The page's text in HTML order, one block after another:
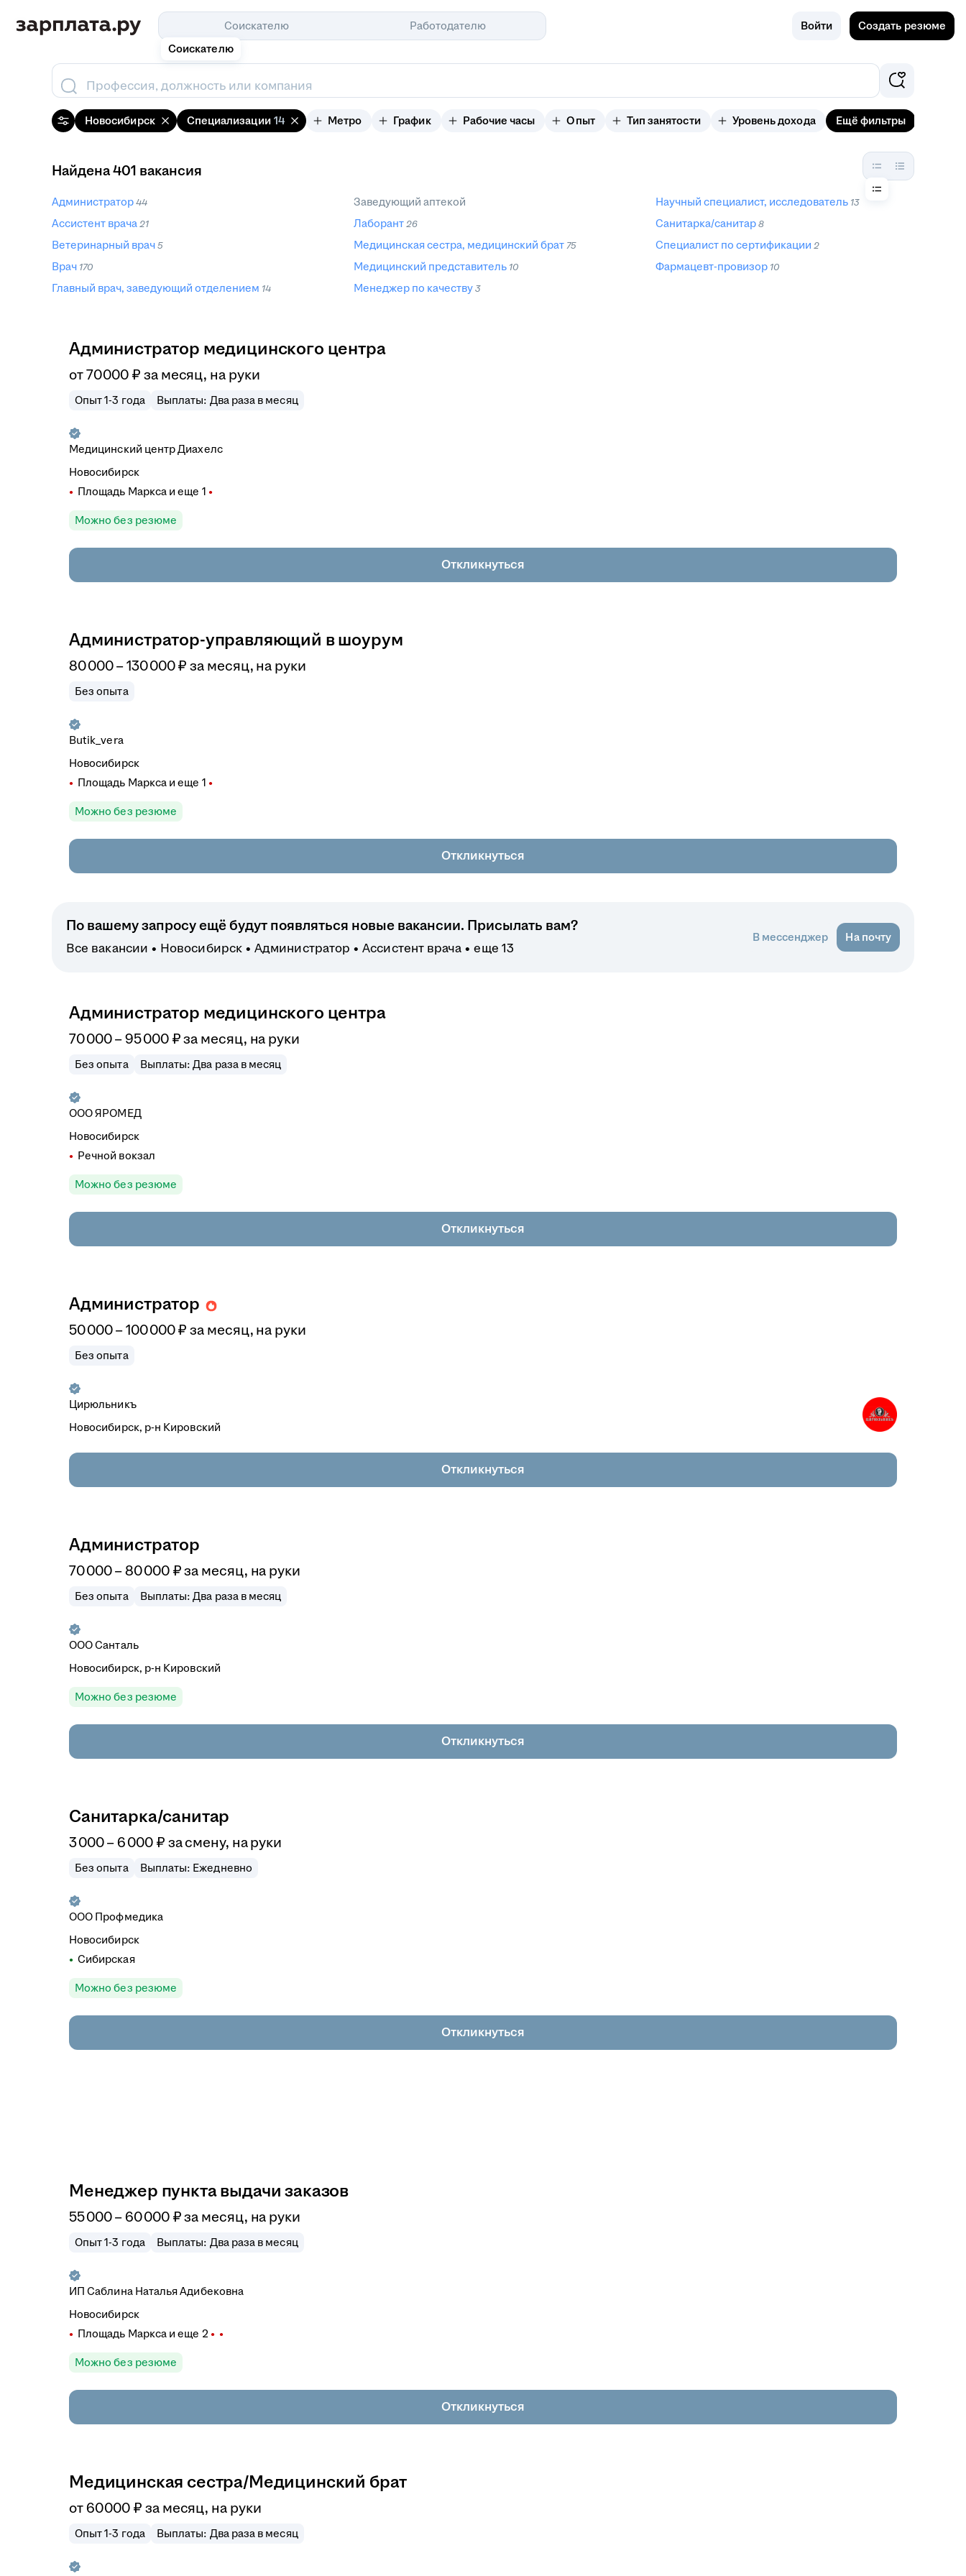
Соискателю
Соискателю
Работодателю Войти Создать резюме
Профессия, должность или компания
Новосибирск Специализации 14 Метро График Рабочие часы Опыт Тип занятости Уровень дохода Ещё фильтры
Найдена 401 вакансия
Администратор 44
Ассистент врача 21
Ветеринарный врач 5
Врач 170
Главный врач, заведующий отделением 14
Заведующий аптекой
Лаборант 26
Медицинская сестра, медицинский брат 75
Медицинский представитель 10
Менеджер по качеству 3
Научный специалист, исследователь 13
Санитарка/санитар 8
Специалист по сертификации 2
Фармацевт-провизор 10
Администратор медицинского центра
от70 000 ₽ за месяц, на руки
Опыт 1-3 года Выплаты: Два раза в месяц
Медицинский центр Диахелс
Новосибирск
Площадь Маркса и еще 1
Можно без резюме
Откликнуться
Администратор-управляющий в шоурум
80 000–130 000₽ за месяц, на руки
Без опыта
Butik_vera
Новосибирск
Площадь Маркса и еще 1
Можно без резюме
Откликнуться
По вашему запросу ещё будут появляться новые вакансии. Присылать вам?
Все вакансии Новосибирск Администратор Ассистент врача еще 13
В мессенджер На почту
Администратор медицинского центра
70 000–95 000 ₽ за месяц, на руки
Без опыта Выплаты: Два раза в месяц
ОООЯРОМЕД
Новосибирск
Речной вокзал
Можно без резюме
Откликнуться
Администратор
50 000–100 000₽ за месяц, на руки
Без опыта
Цирюльникъ
Новосибирск, р-н Кировский
Откликнуться
Администратор
70 000–80 000 ₽ за месяц, на руки
Без опыта Выплаты: Два раза в месяц
ОООСанталь
Новосибирск, р-н Кировский
Можно без резюме
Откликнуться
Санитарка/санитар
3 000–6 000 ₽ за смену, на руки
Без опыта Выплаты: Ежедневно
ООО Профмедика
Новосибирск
Сибирская
Можно без резюме
Откликнуться
Менеджер пункта выдачи заказов
55 000–60 000 ₽ за месяц, на руки
Опыт 1-3 года Выплаты: Два раза в месяц
ИПСаблина Наталья Адибековна
Новосибирск
Площадь Маркса и еще 2
Можно без резюме
Откликнуться
Медицинская сестра/Медицинский брат
от60 000 ₽ за месяц, на руки
Опыт 1-3 года Выплаты: Два раза в месяц